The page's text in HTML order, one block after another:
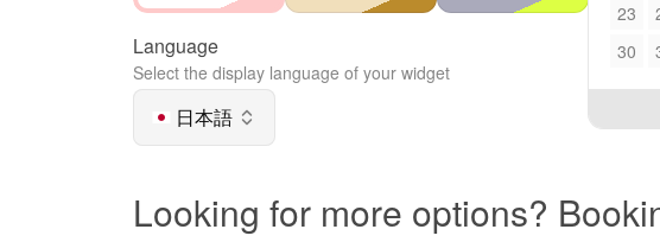
Language
Select the display language of your widget
日本語
23
30
Looking for more options?